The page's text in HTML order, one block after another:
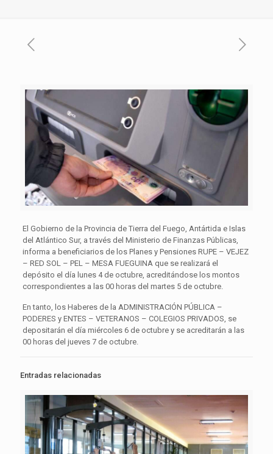
El Gobierno de la Provincia de Tierra del Fuego, Antártida e Islas
del Atlántico Sur, a través del Ministerio de Finanzas Públicas,
informa a beneficiarios de los Planes y Pensiones RUPE – VEJEZ
– RED SOL – PEL – MESA FUEGUINA que se realizará el
depósito el día lunes 4 de octubre, acreditándose los montos
correspondientes a las 00 horas del martes 5 de octubre.
En tanto, los Haberes de la ADMINISTRACIÓN PÚBLICA –
PODERES y ENTES – VETERANOS – COLEGIOS PRIVADOS, se
depositarán el día miércoles 6 de octubre y se acreditarán a las
00 horas del jueves 7 de octubre.
Entradas relacionadas